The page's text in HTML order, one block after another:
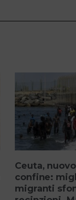
Ceuta,
confine:
migranti